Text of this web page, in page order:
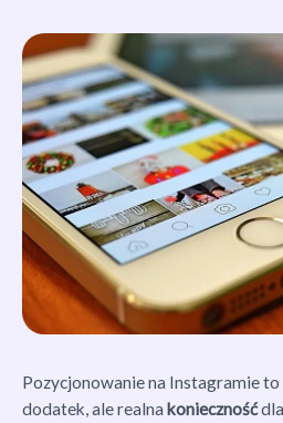
Pozycjonowanie na Instagramie
dodatek, ale realna konieczność